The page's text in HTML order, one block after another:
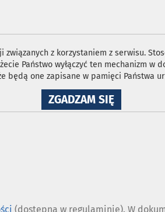
z korzystaniem z serwisu.
Państwo wyłączyć ten mechanizm w
będą one zapisane w pamięci Państwa
ZGADZAM SIĘNA
(dostępną w regulaminie). W